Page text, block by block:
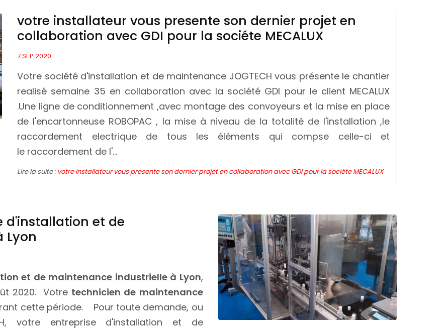
votre installateur vous presente son dernier projet en
collaboration avec GDI pour la sociéte MECALUX
7 SEP 2020
Votre société d'installation et de maintenance JOGTECH vous présente le chantier
realisé semaine 35 en collaboration avec la société GDI pour le client MECALUX
.Une ligne de conditionnement ,avec montage des convoyeurs et la mise en place
de l'encartonneuse ROBOPAC , la mise à niveau de la totalité de l'installation ,le
raccordement electrique de tous les éléments qui compse celle-ci et
le raccordement de l'...
Lire la suite : votre installateur vous presente son dernier projet en collaboration avec GDI pour la sociéte MECALUX
d'installation et de
Lyon
et de maintenance industrielle à Lyon,
2020. Votre technicien de maintenance
cette période. Pour toute demande, ou
votre entreprise d'installation et de